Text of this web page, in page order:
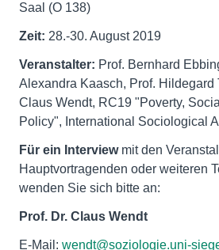
Saal (O 138)
Zeit: 28.-30. August 2019
Veranstalter: Prof. Bernhard
Alexandra Kaasch, Prof. Hildegard
Claus Wendt, RC19 "Poverty,
Policy", International Sociological
Für ein Interview mit den
Hauptvortragenden oder weiteren
wenden Sie sich bitte an:
Prof. Dr. Claus Wendt
E-Mail: wendt@soziologie.uni-